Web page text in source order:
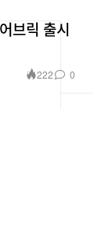
브릭 출시
222 0